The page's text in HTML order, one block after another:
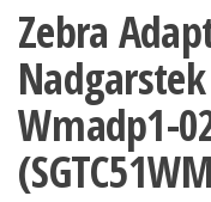
Zebra
Wmadp1-